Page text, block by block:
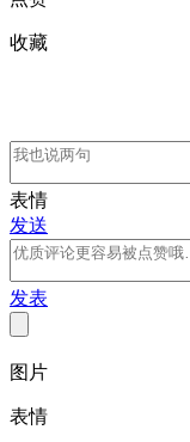
收藏
表情
发送
发表
图片
表情